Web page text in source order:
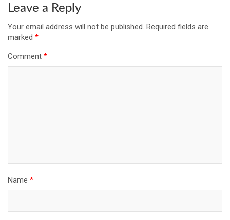
Leave a Reply
Your email address will not be published. Required fields are
marked *
Comment *
Name *